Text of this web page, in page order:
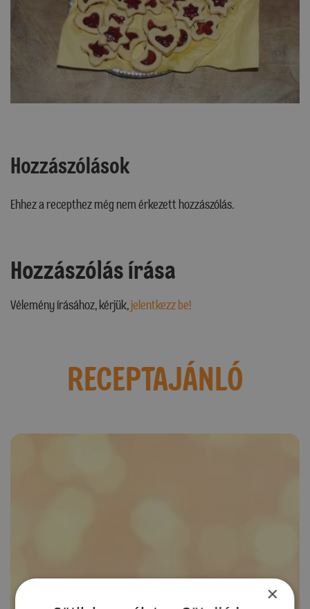
Hozzászólások
Ehhez a recepthez még nem érkezett hozzászólás.
Hozzászólás írása
Vélemény írásához, kérjük,jelentkezz be!
RECEPTAJÁNLÓ
×